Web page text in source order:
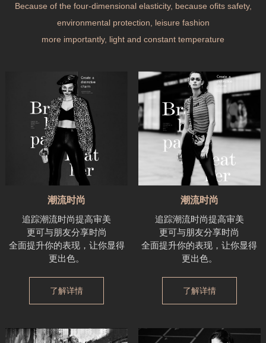
Because of the four-dimensional elasticity, because ofits safety,
environmental protection, leisure fashion
more importantly, light and constant temperature
潮流时尚
追踪潮流时尚提高审美
更可与朋友分享时尚
全面提升你的表现，让你显得
更出色。
了解详情
潮流时尚
追踪潮流时尚提高审美
更可与朋友分享时尚
全面提升你的表现，让你显得
更出色。
了解详情